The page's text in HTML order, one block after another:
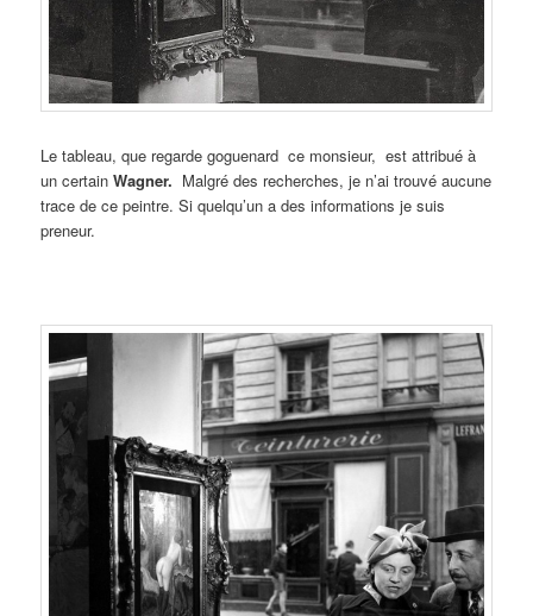
Le tableau, que regarde goguenard ce monsieur, est attribué à
un certainWagner. Malgré des recherches, je n’ai trouvé aucune
trace de ce peintre. Si quelqu’un a des informations je suis
preneur.